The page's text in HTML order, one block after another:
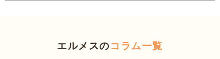
そんな創業当時の「エルメス」が手がける馬具は、いずれも高
級品。ロシア皇帝をはじめとする多くの偉人に愛用されていま
エルメスの コラム一覧